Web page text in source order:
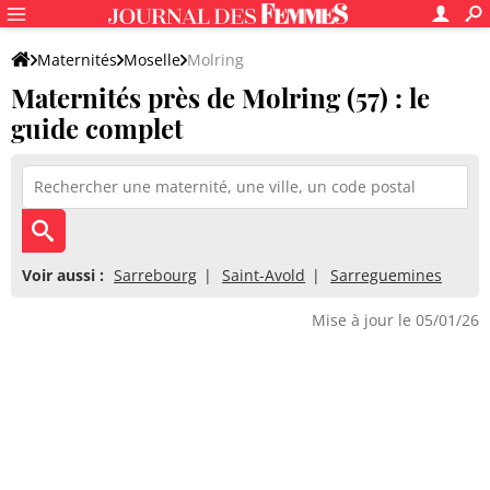
Maternités Moselle Molring
Maternités près de Molring (57) : le
guide complet
Voir aussi : Sarrebourg Saint-Avold Sarreguemines
Mise à jour le 05/01/26